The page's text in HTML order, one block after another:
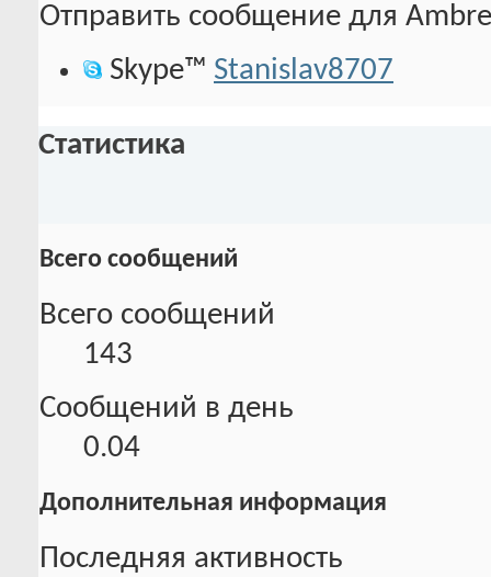
Отправить сообщение для
Skype™ Stanislav8707
Статистика
Всего сообщений
Всего сообщений
143
Сообщений в день
0.04
Дополнительная информация
Последняя активность